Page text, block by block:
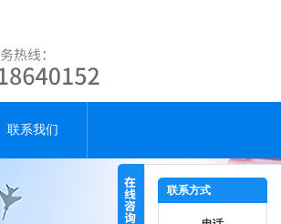
联系我们
联系方式